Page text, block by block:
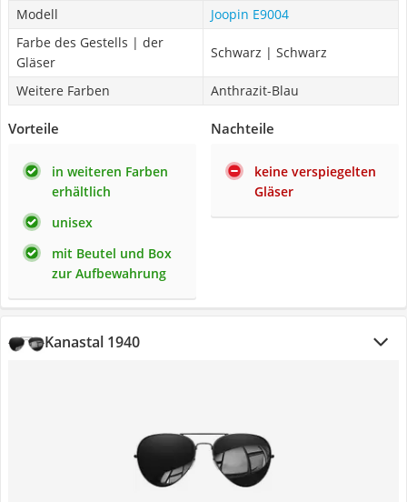
Modell
Joopin E9004
Farbe des Gestells | der
Gläser
Schwarz | Schwarz
Weitere Farben Anthrazit-Blau
Vorteile
in weiteren Farben
erhältlich
unisex
mit Beutel und Box
zur Aufbewahrung
Nachteile
keine verspiegelten
Gläser
Kanastal 1940